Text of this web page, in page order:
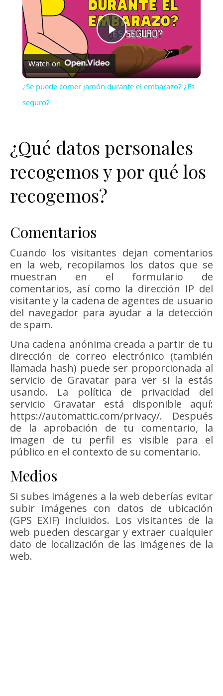
Play
Video
Watch on
¿Se puede comer jamón durante el embarazo? ¿Es
seguro?
¿Qué datos personales
recogemos y por qué los
recogemos?
Comentarios
Cuando los visitantes dejan comentarios
en la web, recopilamos los datos que se
muestran en el formulario de
comentarios, así como la dirección IP del
visitante y la cadena de agentes de usuario
del navegador para ayudar a la detección
de spam.
Una cadena anónima creada a partir de tu
dirección de correo electrónico (también
llamada hash) puede ser proporcionada al
servicio de Gravatar para ver si la estás
usando. La política de privacidad del
servicio Gravatar está disponible aquí:
https://automattic.com/privacy/. Después
de la aprobación de tu comentario, la
imagen de tu perfil es visible para el
público en el contexto de su comentario.
Medios
Si subes imágenes a la web deberías evitar
subir imágenes con datos de ubicación
(GPS EXIF) incluidos. Los visitantes de la
web pueden descargar y extraer cualquier
dato de localización de las imágenes de la
web.